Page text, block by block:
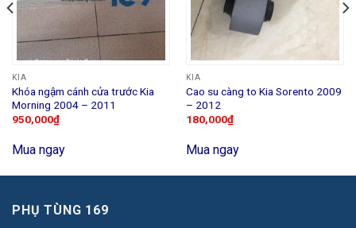
KIA
Khóa ngậm cánh cửa trước Kia
Morning 2004 – 2011
950,000₫
Mua ngay
KIA
Cao su càng to Kia Sorento 2009
– 2012
180,000₫
Mua ngay
PHỤ TÙNG 169